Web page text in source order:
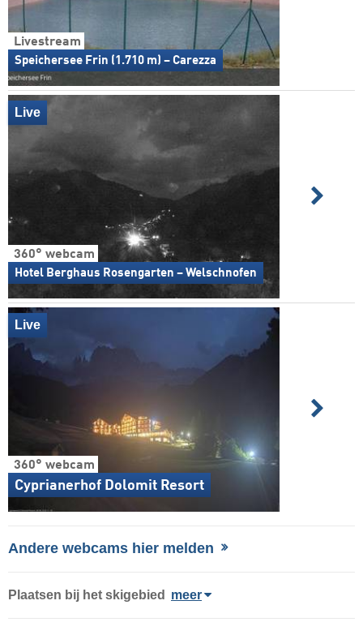
Livestream
Speichersee Frin (1.710 m) – Carezza
360° webcam
Hotel Berghaus Rosengarten – Welschnofen
Live
360° webcam
Cyprianerhof Dolomit Resort
Live
Andere webcams hier melden
Plaatsen bij het skigebied meer